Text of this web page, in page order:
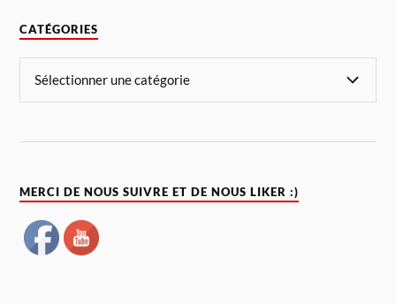
CATÉGORIES
MERCI DE NOUS SUIVRE ET DE NOUS LIKER :)